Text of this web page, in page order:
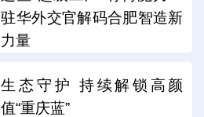
驻华外交官解码合肥智造新
力量
生态守护 持续解锁高颜
值“重庆蓝”